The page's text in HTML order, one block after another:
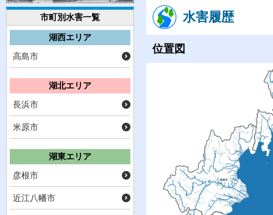
市町別水害一覧
湖西エリア
高島市
湖北エリア
長浜市
米原市
湖東エリア
彦根市
近江八幡市
水害履歴
位置図